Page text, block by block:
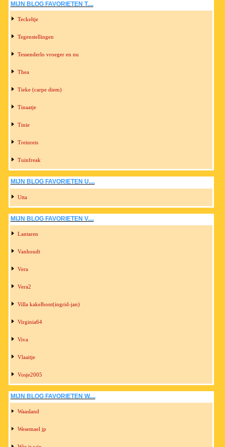
MIJN BLOG FAVORIETEN T....
Teckeltje
Tegenstellingen
Tessenderlo vroeger en nu
Thea
Tieke (carpe diem)
Tinaatje
Tinie
Treinreis
Tuinfreak
MIJN BLOG FAVORIETEN U....
Utta
MIJN BLOG FAVORIETEN V....
Lantaren
Vanhoudt
Vera
Vera2
Villa kakelbont(ingrid-jan)
Virginia64
Viva
Vlaaitje
Vosje2005
MIJN BLOG FAVORIETEN W....
Waasland
Wesemael jp